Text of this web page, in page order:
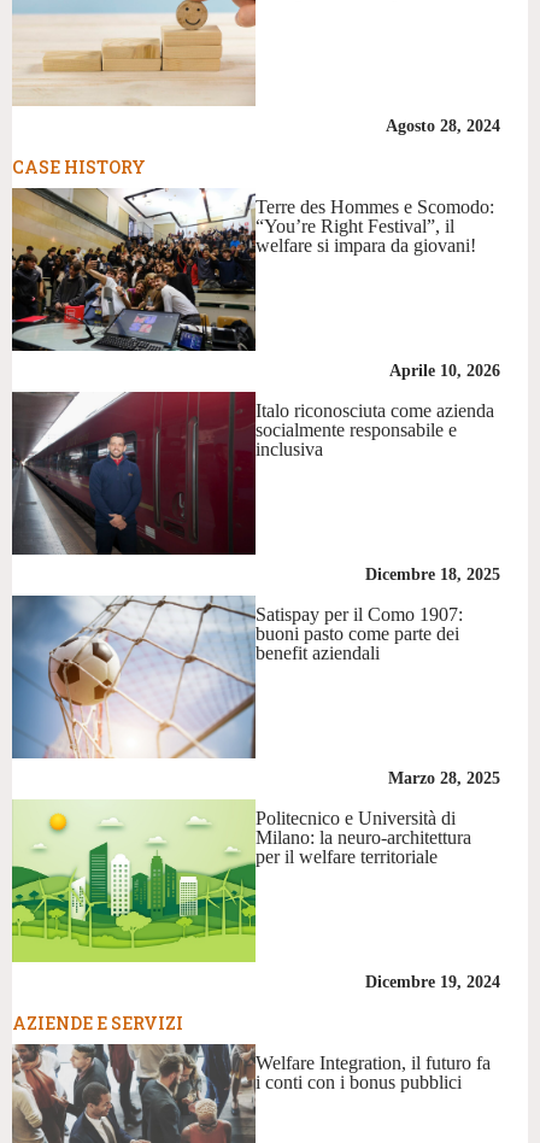
Agosto 28, 2024
CASE HISTORY
Terre des Hommes e Scomodo:
“You’re Right Festival”, il
welfare si impara da giovani!
Aprile 10, 2026
Italo riconosciuta come azienda
socialmente responsabile e
inclusiva
Dicembre 18, 2025
Satispay per il Como 1907:
buoni pasto come parte dei
benefit aziendali
Marzo 28, 2025
Politecnico e Università di
Milano: la neuro-architettura
per il welfare territoriale
Dicembre 19, 2024
AZIENDE E SERVIZI
Welfare Integration, il futuro fa
i conti con i bonus pubblici